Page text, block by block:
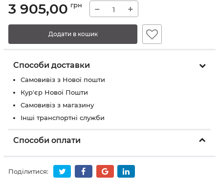
3 905,00 грн − +
Додати в кошик
Способи доставки
Самовивіз з Нової пошти
Кур'єр Нової Пошти
Самовивіз з магазину
Інші транспортні служби
Способи оплати
Поділитися: